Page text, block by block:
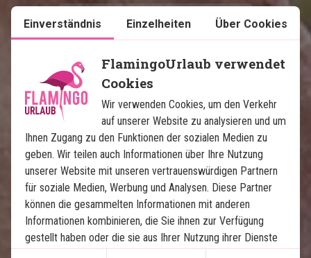
Südafrika
Karte ansehen
Einverständnis Einzelheiten Über Cookies
FlamingoUrlaub verwendet
Cookies
Wir verwenden Cookies, um den Verkehr
auf unserer Website zu analysieren und um
Ihnen Zugang zu den Funktionen der sozialen Medien zu
geben. Wir teilen auch Informationen über Ihre Nutzung
unserer Website mit unseren vertrauenswürdigen Partnern
für soziale Medien, Werbung und Analysen. Diese Partner
können die gesammelten Informationen mit anderen
Informationen kombinieren, die Sie ihnen zur Verfügung
gestellt haben oder die sie aus Ihrer Nutzung ihrer Dienste